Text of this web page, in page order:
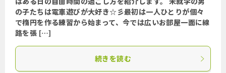
の子たちは電車遊びが大好き☆彡最初は一人ひとりが個々
で楕円を作る練習から始まって、今では広いお部屋一面に線
路を張 […]
続きを読む